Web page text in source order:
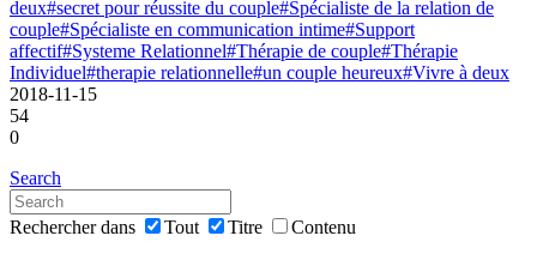
deux#secret pour réussite du couple#Spécialiste de la relation de
couple#Spécialiste en communication intime#Support
affectif#Systeme Relationnel#Thérapie de couple#Thérapie
Individuel#therapie relationnelle#un couple heureux#Vivre à deux
2018-11-15
54
0
Search
Rechercher dans Tout Titre Contenu